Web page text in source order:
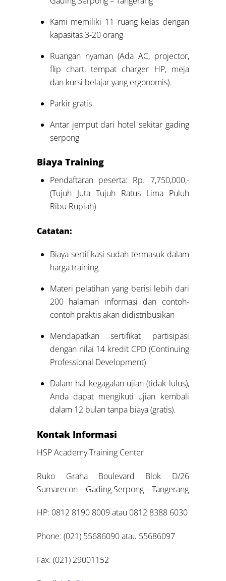
Kami memiliki 11 ruang kelas dengan
kapasitas 3-20 orang
Ruangan nyaman (Ada AC, projector,
flip chart, tempat charger HP, meja
dan kursi belajar yang ergonomis).
Parkir gratis
Antar jemput dari hotel sekitar gading
serpong
Biaya Training
Pendaftaran peserta: Rp. 7,750,000,-
(Tujuh Juta Tujuh Ratus Lima Puluh
Ribu Rupiah)
Catatan:
Biaya sertifikasi sudah termasuk dalam
harga training
Materi pelatihan yang berisi lebih dari
200 halaman informasi dan contoh-
contoh praktis akan didistribusikan
Mendapatkan sertifikat partisipasi
dengan nilai 14 kredit CPD (Continuing
Professional Development)
Dalam hal kegagalan ujian (tidak lulus),
Anda dapat mengikuti ujian kembali
dalam 12 bulan tanpa biaya (gratis).
Kontak Informasi
HSP Academy Training Center
Ruko Graha Boulevard Blok D/26
Sumarecon – Gading Serpong – Tangerang
HP: 0812 8190 8009 atau 0812 8388 6030
Phone: (021) 55686090 atau 55686097
Fax. (021) 29001152